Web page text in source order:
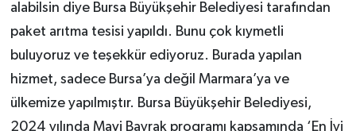
alabilsin diye Bursa Büyükşehir Belediyesi tarafından
paket arıtma tesisi yapıldı. Bunu çok kıymetli
buluyoruz ve teşekkür ediyoruz. Burada yapılan
hizmet, sadece Bursa’ya değil Marmara’ya ve
ülkemize yapılmıştır. Bursa Büyükşehir Belediyesi,
2024 yılında Mavi Bayrak programı kapsamında ‘En İyi